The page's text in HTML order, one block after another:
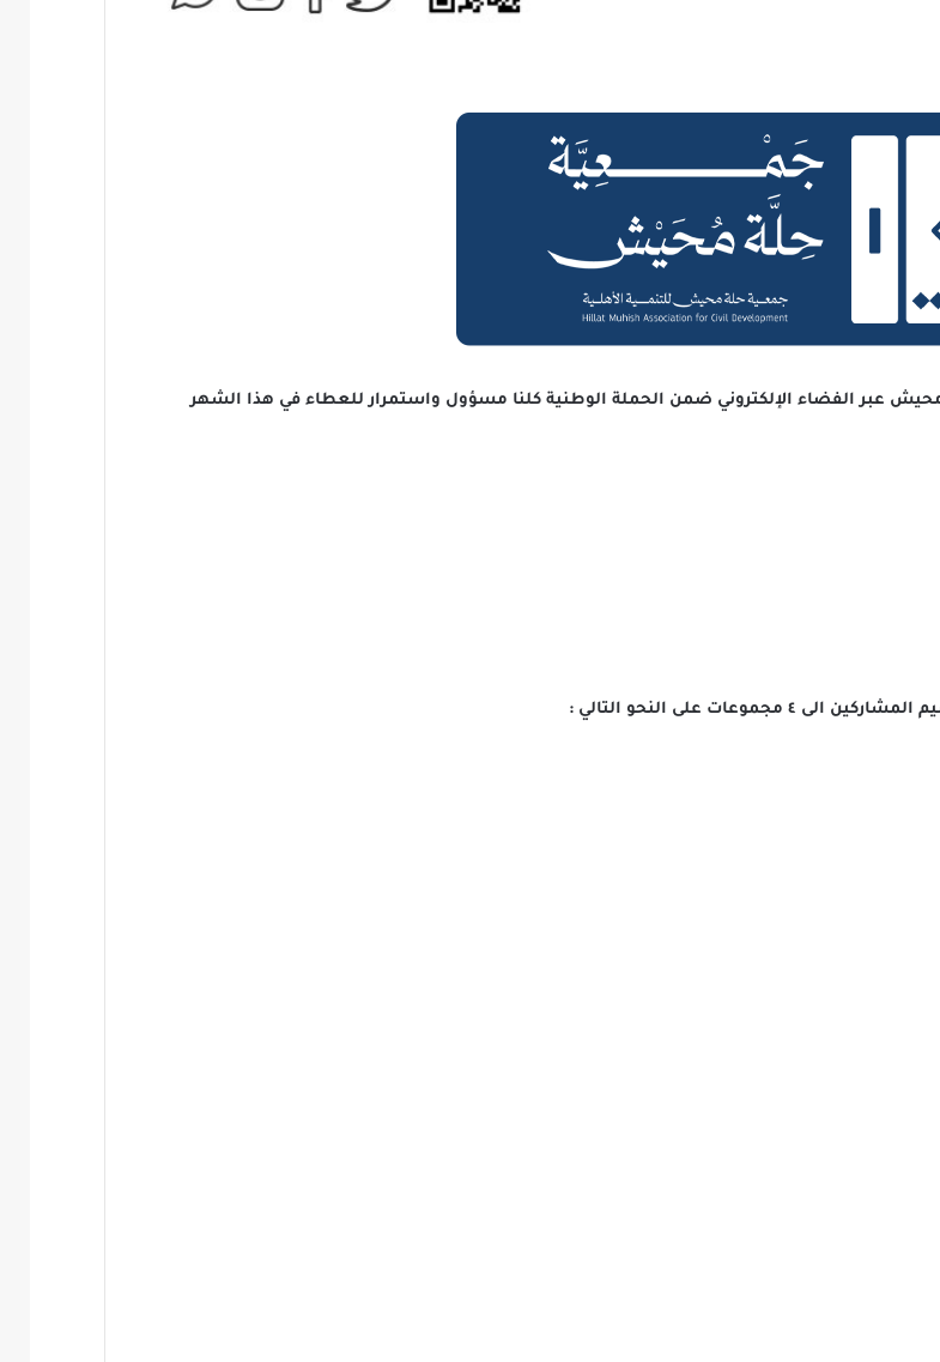
عبر الفضاء الإلكتروني ضمن الحملة الوطنية كلنا مسؤول واستمرار للعطاء في هذا الشهر